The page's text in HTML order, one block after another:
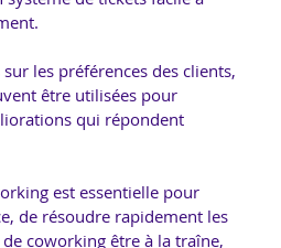
les préférences des clients,
être utilisées pour
qui répondent
est essentielle pour
de résoudre rapidement les
coworking être à la traîne,